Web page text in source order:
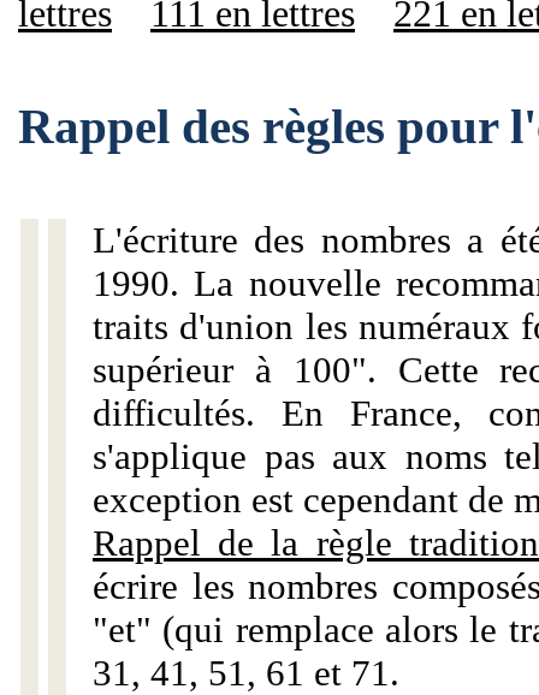
lettres
111 en lettres 221 en
Rappel des règles pour
L'écriture des nombres a
1990. La nouvelle
traits d'union les numéraux
supérieur à 100". Cette
difficultés. En France,
s'applique pas aux noms
exception est cependant de
Rappel de la règle
écrire les nombres
"et" (qui remplace alors le
31, 41, 51, 61 et 71.